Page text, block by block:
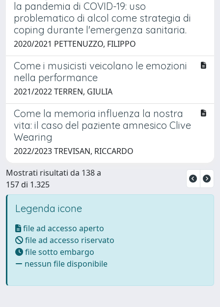
la pandemia di COVID-19: uso
problematico di alcol come strategia di
coping durante l'emergenza sanitaria.
2020/2021 PETTENUZZO, FILIPPO
Come i musicisti veicolano le emozioni
nella performance
2021/2022 TERREN, GIULIA
Come la memoria influenza la nostra
vita: il caso del paziente amnesico Clive
Wearing
2022/2023 TREVISAN, RICCARDO
Mostrati risultati da 138 a
157 di 1.325
Legenda icone
file ad accesso aperto
file ad accesso riservato
file sotto embargo
nessun file disponibile